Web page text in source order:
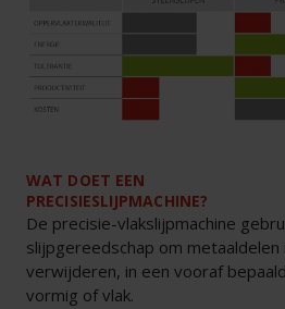
WAT DOET EEN
PRECISIESLIJPMACHINE?
De precisie-vlakslijpmachine
slijpgereedschap om metaaldelen
verwijderen, in een vooraf
vormig of vlak.